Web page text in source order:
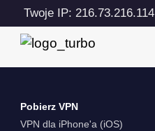
Twoje IP: 216.73.216.114
Pobierz VPN
VPN dla iPhone'a (iOS)